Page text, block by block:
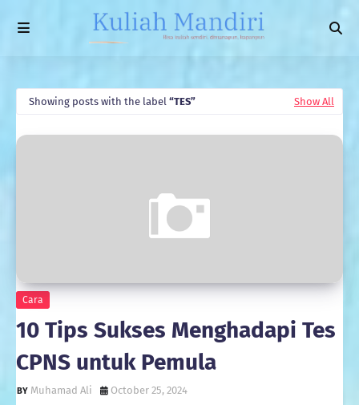
Showing posts with the label TES Show All
Cara
10 Tips Sukses Menghadapi Tes
CPNS untuk Pemula
Muhamad Ali October 25, 2024